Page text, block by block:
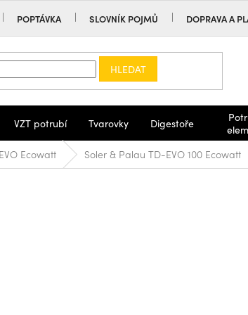
POPTÁVKA SLOVNÍK POJMŮ DOPRAVA A
HLEDAT
VZT potrubí Tvarovky Digestoře
Ecowatt Soler & Palau TD-EVO 100 Ecowatt